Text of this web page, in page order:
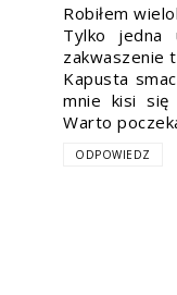
Robiłem
Tylko jedna
zakwaszenie
Kapusta
mnie kisi się
Warto
ODPOWIEDZ